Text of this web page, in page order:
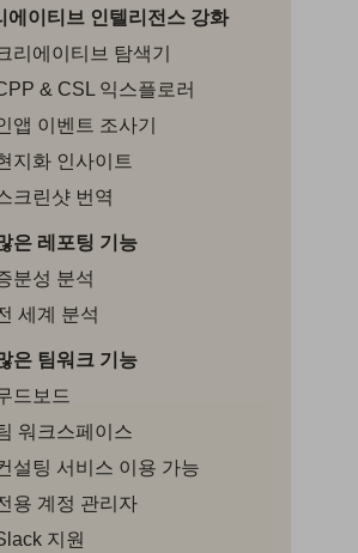
에이티브 인텔리전스 강화
리에이티브 탐색기
& CSL 익스플로러
앱 이벤트 조사기
지화 인사이트
크린샷 번역
은 레포팅 기능
분성 분석
세계 분석
은 팀워크 기능
드보드
워크스페이스
설팅 서비스 이용 가능
용 계정 관리자
지원